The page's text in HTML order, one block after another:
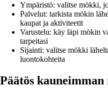
Ympäristö: valitse mökki,
Palvelut: tarkista mökin
kaupat ja aktiviteetit
Varustelu: käy läpi mökin
tarpeitasi
Sijainti: valitse mökki
luontokohteita
Päätös